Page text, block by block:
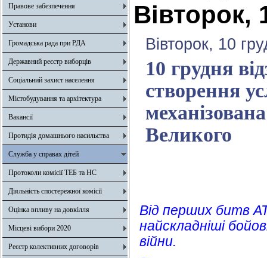
Правове забезпечення
Установи
Громадська рада при РДА
Державний реєстр виборців
Соціальний захист населення
Містобудування та архітектура
Вакансії
Протидія домашнього насильства
Служба у справах дітей
Протоколи комісії ТЕБ та НС
Діяльність спостережної комісії
Оцінка впливу на довкілля
Місцеві вибори 2020
Реєстр колективних договорів
Вівторок,
Вівторок, 10
10 грудня
створення
Великого
Від перших битв
найскладніші
війни.